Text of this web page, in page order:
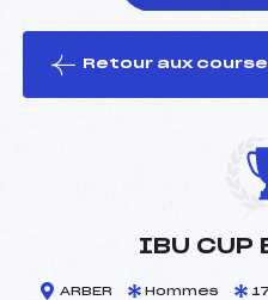
le ski
Retour aux
IBU CUP
ARBER Hommes